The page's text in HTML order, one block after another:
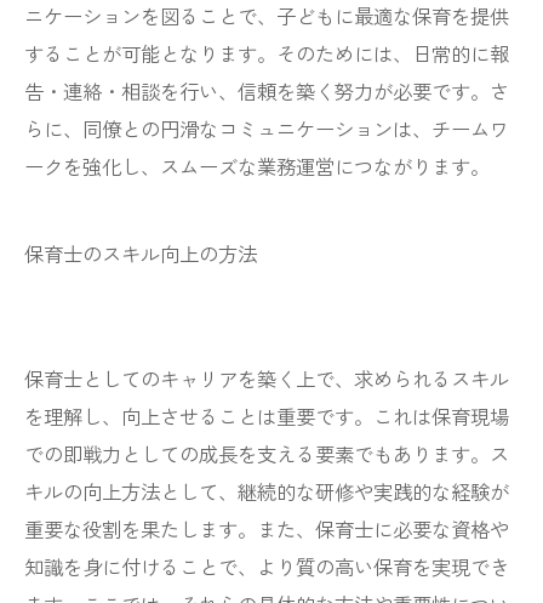
ニケーションを図ることで、子どもに最適な保育を提供
することが可能となります。そのためには、日常的に報
告・連絡・相談を行い、信頼を築く努力が必要です。さ
らに、同僚との円滑なコミュニケーションは、チームワ
ークを強化し、スムーズな業務運営につながります。
保育士のスキル向上の方法
保育士としてのキャリアを築く上で、求められるスキル
を理解し、向上させることは重要です。これは保育現場
での即戦力としての成長を支える要素でもあります。ス
キルの向上方法として、継続的な研修や実践的な経験が
重要な役割を果たします。また、保育士に必要な資格や
知識を身に付けることで、より質の高い保育を実現でき